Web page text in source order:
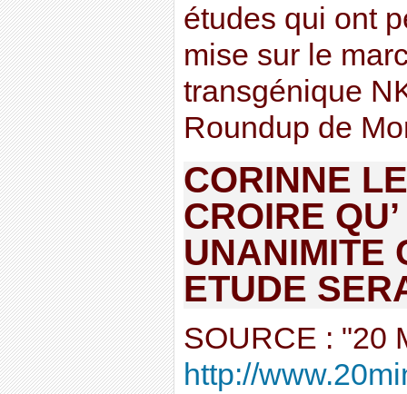
études qui ont
mise sur le
transgénique
Roundup de
CORINNE
CROIRE
UNANIMITE
ETUDE
SOURCE : "20
http://